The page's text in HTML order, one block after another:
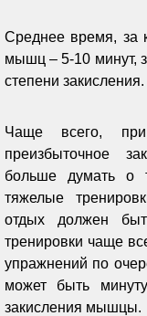
Среднее время, за
мышц – 5-10 минут,
степени закисления.
Чаще всего, при
преизбыточное
больше думать о
тяжелые
отдых должен
тренировки чаще
упражнений по
может быть
закисления мышцы.